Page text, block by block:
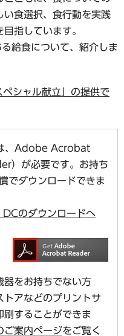
い食選択、食行動を実践
指しています。
給食について、紹介しま
ペシャル献立」の提供で
、Adobe Acrobat
）が必要です。お持ち
でダウンロードできま
のダウンロードへ
器をお持ちでない方
トアなどのプリントサ
刷することができま
ご案内ページをご覧く